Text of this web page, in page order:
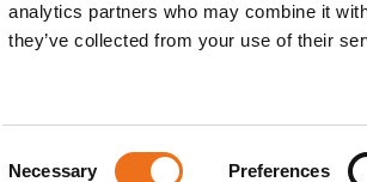
analytics partners who may combine it
they’ve collected from your use of their
Necessary Preferences